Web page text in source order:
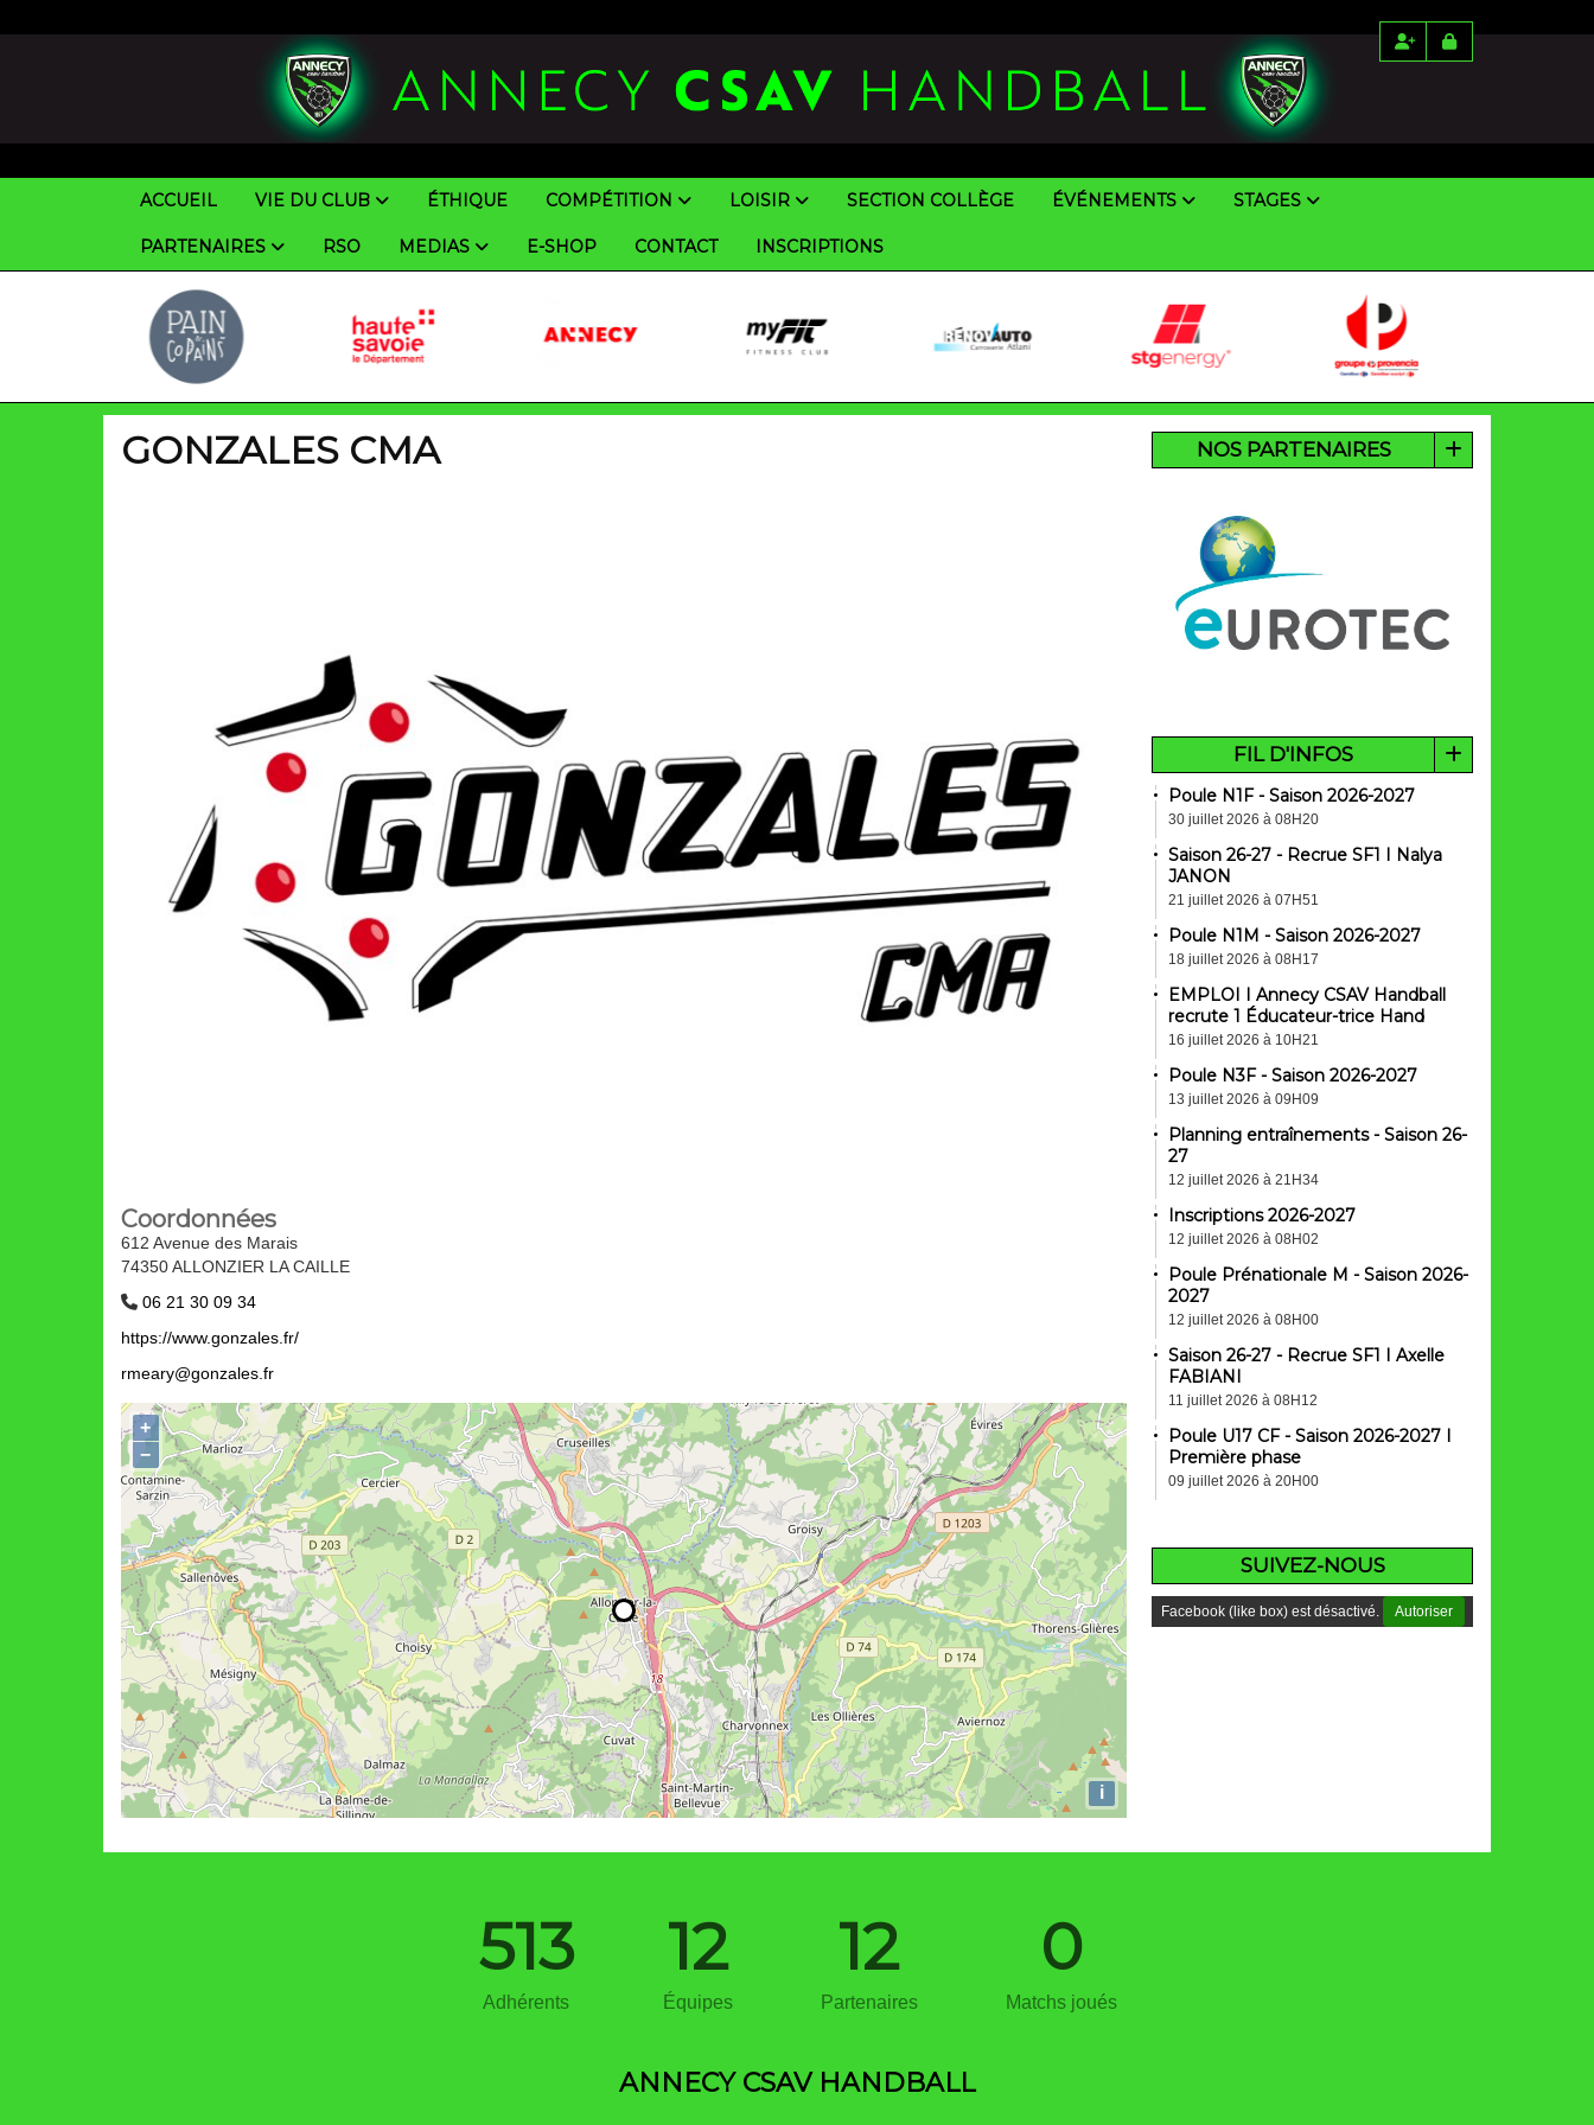
ACCUEIL VIE DU CLUB ÉTHIQUE COMPÉTITION LOISIR SECTION COLLÈGE ÉVÉNEMENTS STAGES
PARTENAIRES RSO MEDIAS E-SHOP CONTACT INSCRIPTIONS
GONZALES CMA
Coordonnées
612 Avenue des Marais
74350 ALLONZIER LA CAILLE
06 21 30 09 34
https://www.gonzales.fr/
rmeary@gonzales.fr
+
−
i
NOS PARTENAIRES
FIL D'INFOS
Poule N1F - Saison 2026-2027
30 juillet 2026 à 08H20
Saison 26-27 - Recrue SF1 I Nalya
JANON
21 juillet 2026 à 07H51
Poule N1M - Saison 2026-2027
18 juillet 2026 à 08H17
EMPLOI I Annecy CSAV Handball
recrute 1 Éducateur-trice Hand
16 juillet 2026 à 10H21
Poule N3F - Saison 2026-2027
13 juillet 2026 à 09H09
Planning entraînements - Saison 26-
27
12 juillet 2026 à 21H34
Inscriptions 2026-2027
12 juillet 2026 à 08H02
Poule Prénationale M - Saison 2026-
2027
12 juillet 2026 à 08H00
Saison 26-27 - Recrue SF1 I Axelle
FABIANI
11 juillet 2026 à 08H12
Poule U17 CF - Saison 2026-2027 I
Première phase
09 juillet 2026 à 20H00
SUIVEZ-NOUS
Facebook (like box) est désactivé. Autoriser
513
Adhérents
12
Équipes
12
Partenaires
0
Matchs joués
ANNECY CSAV HANDBALL